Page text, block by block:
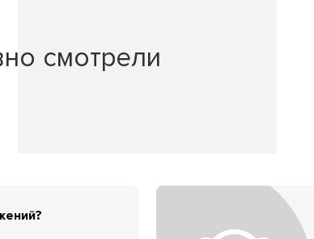
смотрели